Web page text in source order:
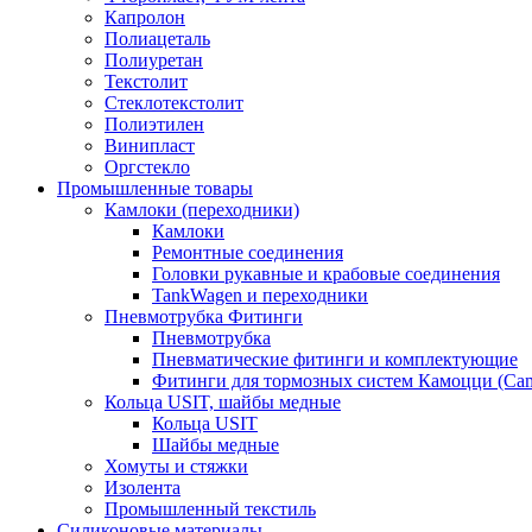
Капролон
Полиацеталь
Полиуретан
Текстолит
Стеклотекстолит
Полиэтилен
Винипласт
Оргстекло
Промышленные товары
Камлоки (переходники)
Камлоки
Ремонтные соединения
Головки рукавные и крабовые соединения
TankWagen и переходники
Пневмотрубка Фитинги
Пневмотрубка
Пневматические фитинги и комплектующие
Фитинги для тормозных систем Камоцци
Кольца USIT, шайбы медные
Кольца USIT
Шайбы медные
Хомуты и стяжки
Изолента
Промышленный текстиль